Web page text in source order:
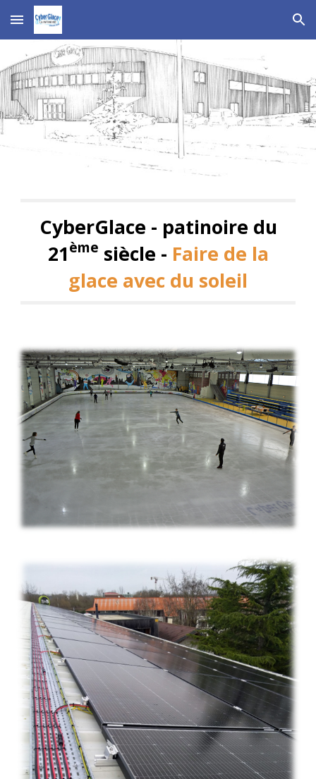
Skip to main content Skip to navigation
CyberGlace - patinoire du
21ème siècle - Faire de la
glace avec du soleil